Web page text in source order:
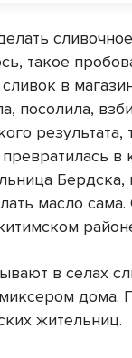
такое
в
посолила,
результата,
в
Бердска,
масло
в селах
дома.
жительниц.